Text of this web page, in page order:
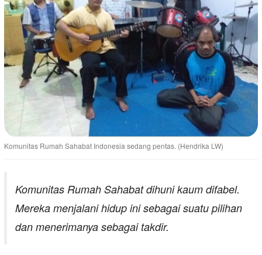
Komunitas Rumah Sahabat Indonesia sedang pentas. (Hendrika LW)
Komunitas Rumah Sahabat dihuni kaum difabel.
Mereka menjalani hidup ini sebagai suatu pilihan
dan menerimanya sebagai takdir.